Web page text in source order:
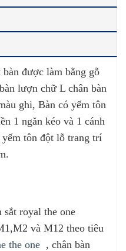
bàn được làm bằng gỗ
lượn chữ L chân bàn
ghi, Bàn có yếm tôn
1 ngăn kéo và 1 cánh
tôn đột lỗ trang trí
sắt royal the one
và M12 theo tiêu
the one , chân bàn